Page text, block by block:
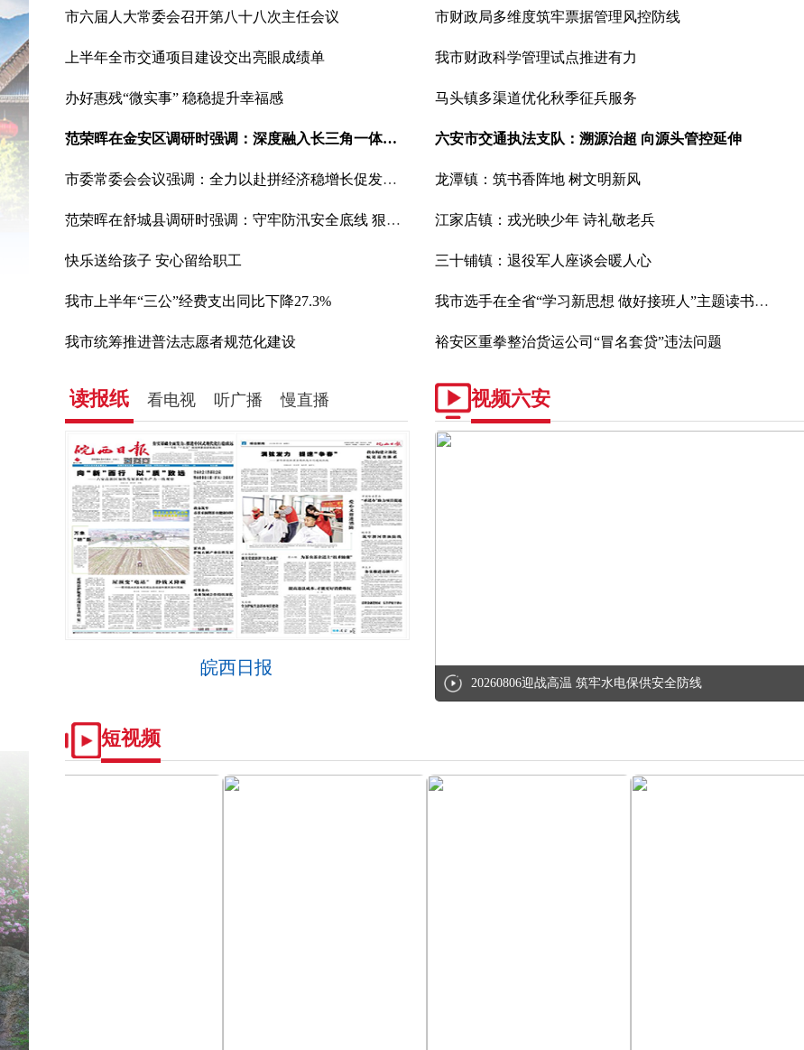
市六届人大常委会召开第八十八次主任会议
上半年全市交通项目建设交出亮眼成绩单
办好惠残“微实事” 稳稳提升幸福感
范荣晖在金安区调研时强调：深度融入长三角一体化发展 推动科技创新与产业创新深度融合
市委常委会会议强调：全力以赴拼经济稳增长促发展 确保完成全年目标任务
范荣晖在舒城县调研时强调：守牢防汛安全底线 狠抓环保问题整改 切实维护群众生命安全、社会大局稳定
快乐送给孩子 安心留给职工
我市上半年“三公”经费支出同比下降27.3%
我市统筹推进普法志愿者规范化建设
市财政局多维度筑牢票据管理风控防线
我市财政科学管理试点推进有力
马头镇多渠道优化秋季征兵服务
六安市交通执法支队：溯源治超 向源头管控延伸
龙潭镇：筑书香阵地 树文明新风
江家店镇：戎光映少年 诗礼敬老兵
三十铺镇：退役军人座谈会暖人心
我市选手在全省“学习新思想 做好接班人”主题读书活动中荣获佳绩
裕安区重拳整治货运公司“冒名套贷”违法问题
读报纸 看电视 听广播 慢直播
皖西日报
视频六安
20260806迎战高温 筑牢水电保供安全防线
短视频